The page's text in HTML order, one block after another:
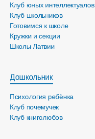
Клуб юных интеллектуалов
Клуб школьников
Готовимся к школе
Кружки и секции
Школы Латвии
Дошкольник
Психология ребёнка
Клуб почемучек
Клуб книголюбов